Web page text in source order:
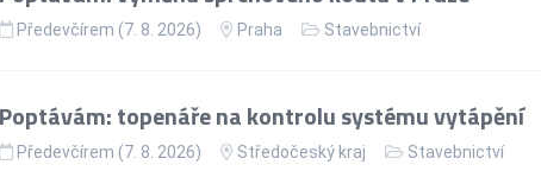
Předevčírem (7. 8. 2026) Praha Stavebnictví
Poptávám: topenáře na kontrolu systému vytápění
Předevčírem (7. 8. 2026) Středočeský kraj Stavebnictví